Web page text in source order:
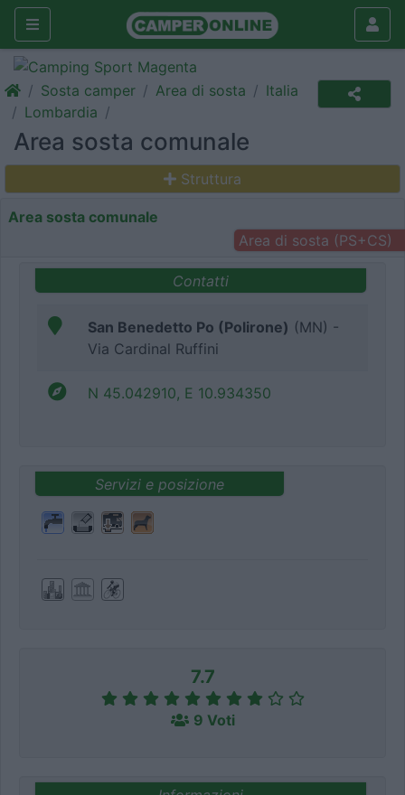
Sosta camper Area di sosta
Italia
Lombardia
Area sosta comunale
Struttura
Area sosta comunale
Area di sosta (PS+CS)
Contatti
San Benedetto Po (Polirone) (MN) -
Via Cardinal Ruffini
N 45.042910, E 10.934350
Servizi e posizione
7.7
9 Voti